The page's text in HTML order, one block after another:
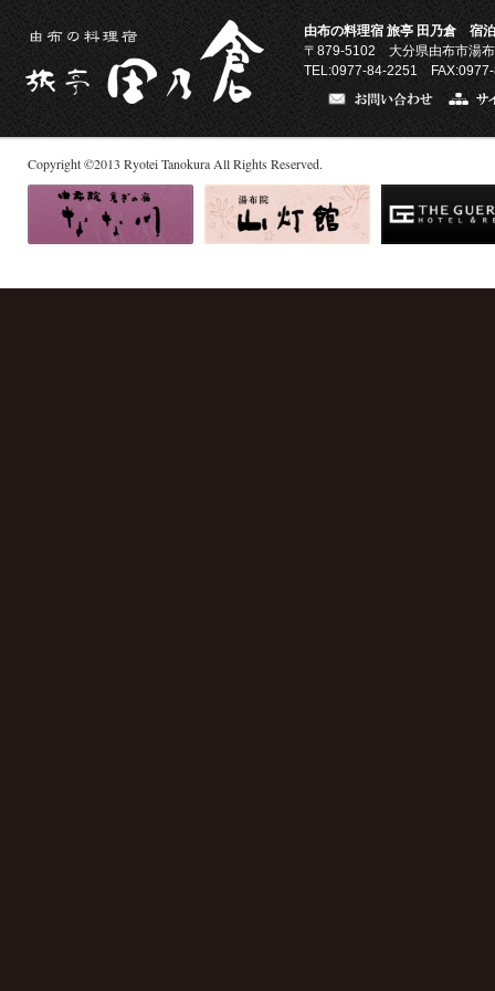
由布の料理宿 旅亭 田乃倉 宿
〒879-5102 大分県由布市湯
TEL:0977-84-2251
Copyright©2013 Ryotei Tanokura All Rights Reserved.